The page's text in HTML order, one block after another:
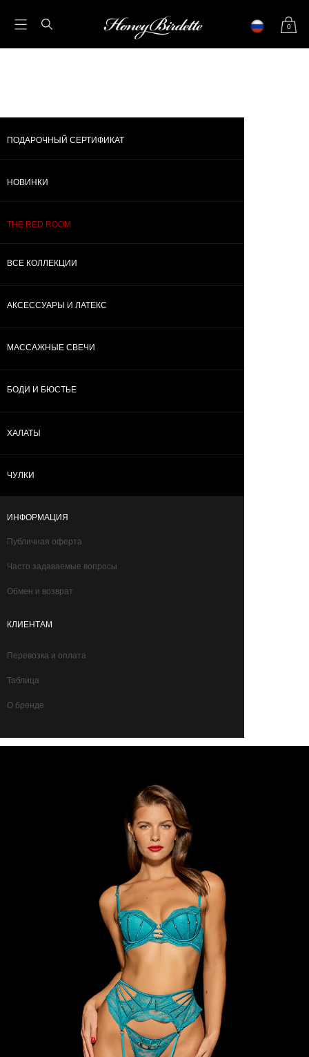
0
ИНФОРМАЦИЯ
КЛИЕНТАМ
НОВИНКИ
ВСЕ КОЛЛЕКЦИИ
БОДИ И БЮСТЬЕ
ЧУЛКИ
ХАЛАТЫ
МАССАЖНЫЕ СВЕЧИ
АКСЕССУАРЫ И ЛАТЕКС
Публичная оферта
Часто задаваемые вопросы
Обмен и возврат
Перевозка и оплата
Таблица
О бренде
ПОДАРОЧНЫЙ СЕРТИФИКАТ
THE RED ROOM